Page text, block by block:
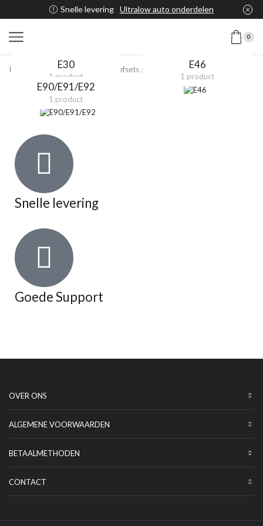
Snelle levering Ultralow auto onderdelen
0
Home H&R Deep Schroefsets 3 Serie
E30
1 product
E46
1 product
E90/E91/E92
1 product
Snelle levering
Goede Support
OVER ONS
ALGEMENE VOORWAARDEN
BETAALMETHODEN
CONTACT